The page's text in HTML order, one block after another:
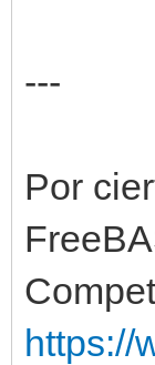
---
Por
https://